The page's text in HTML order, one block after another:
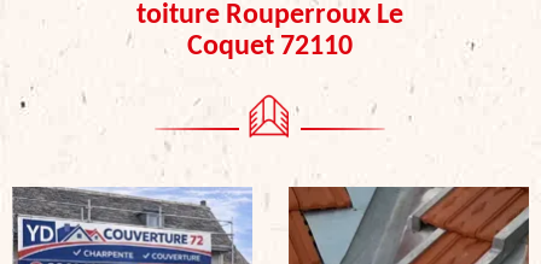
toiture Rouperroux Le
Coquet 72110